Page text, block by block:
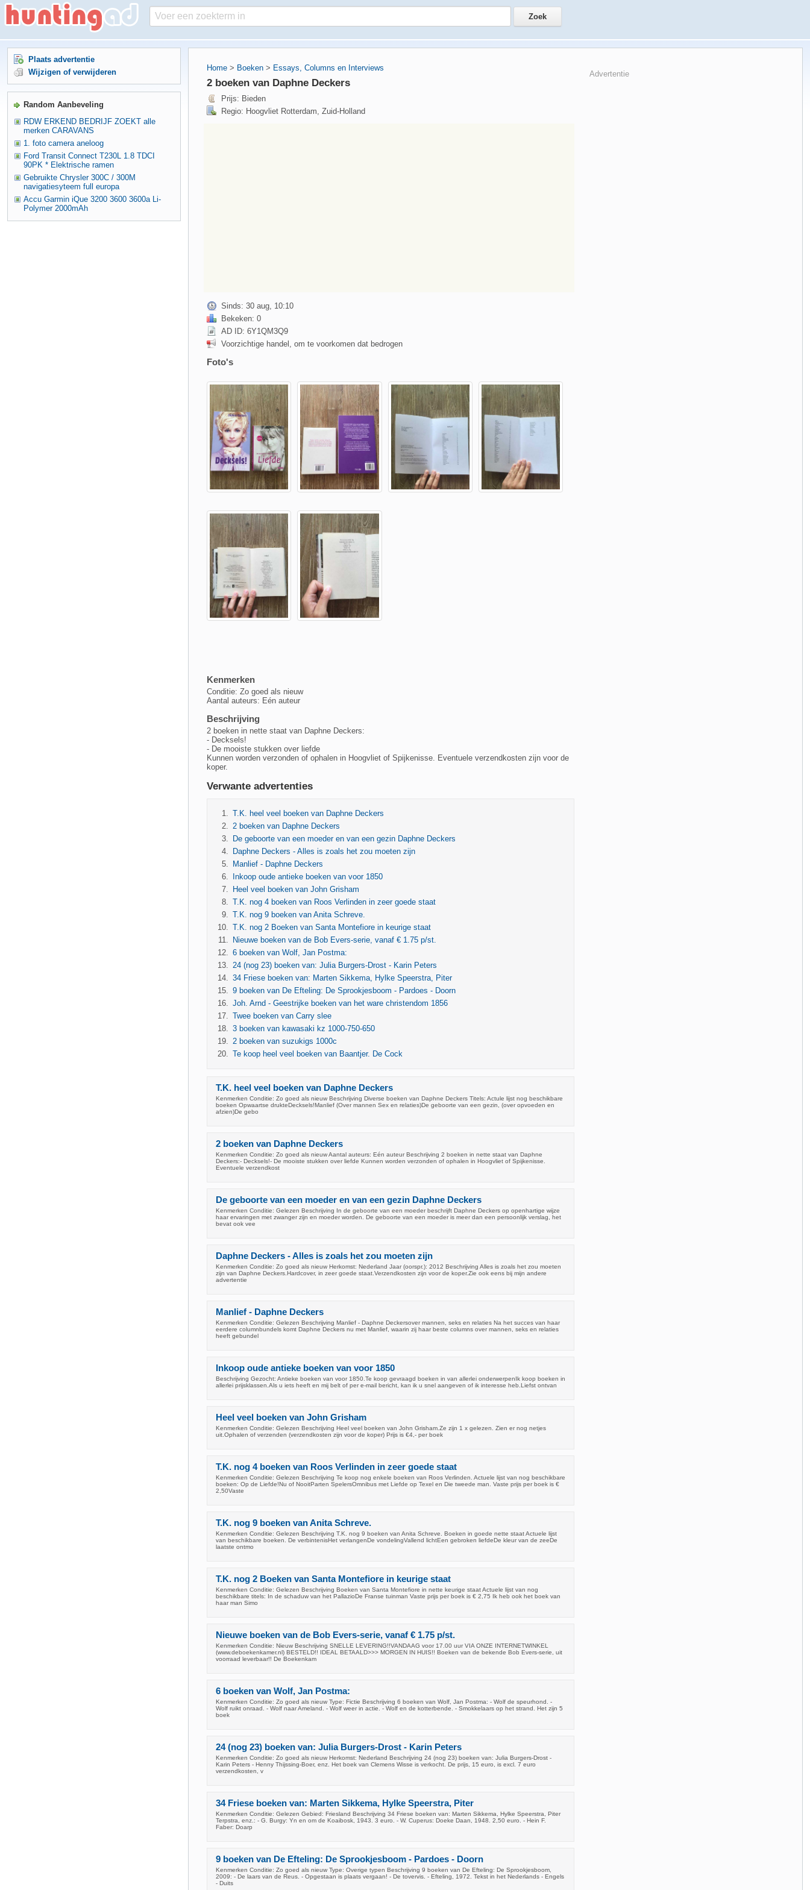
Home > Boeken > Essays, Columns en Interviews
2 boeken van Daphne Deckers
Prijs: Bieden
Regio: Hoogvliet Rotterdam, Zuid-Holland
Sinds: 30 aug, 10:10
Bekeken: 0
AD ID: 6Y1QM3Q9
Voorzichtige handel, om te voorkomen dat bedrogen
Foto's
Kenmerken
Conditie: Zo goed als nieuw
Aantal auteurs: Eén auteur
Beschrijving
2 boeken in nette staat van Daphne Deckers:
- Decksels!
- De mooiste stukken over liefde
Kunnen worden verzonden of ophalen in Hoogvliet of Spijkenisse. Eventuele verzendkosten zijn voor de
koper.
Verwante advertenties
T.K. heel veel boeken van Daphne Deckers
2 boeken van Daphne Deckers
De geboorte van een moeder en van een gezin Daphne Deckers
Daphne Deckers - Alles is zoals het zou moeten zijn
Manlief - Daphne Deckers
Inkoop oude antieke boeken van voor 1850
Heel veel boeken van John Grisham
T.K. nog 4 boeken van Roos Verlinden in zeer goede staat
T.K. nog 9 boeken van Anita Schreve.
T.K. nog 2 Boeken van Santa Montefiore in keurige staat
Nieuwe boeken van de Bob Evers-serie, vanaf € 1.75 p/st.
6 boeken van Wolf, Jan Postma:
24 (nog 23) boeken van: Julia Burgers-Drost - Karin Peters
34 Friese boeken van: Marten Sikkema, Hylke Speerstra, Piter
9 boeken van De Efteling: De Sprookjesboom - Pardoes - Doorn
Joh. Arnd - Geestrijke boeken van het ware christendom 1856
Twee boeken van Carry slee
3 boeken van kawasaki kz 1000-750-650
2 boeken van suzukigs 1000c
Te koop heel veel boeken van Baantjer. De Cock
T.K. heel veel boeken van Daphne Deckers
Kenmerken Conditie: Zo goed als nieuw Beschrijving Diverse boeken van Daphne Deckers Titels: Actule lijst nog beschikbare
boeken Opwaartse drukteDecksels!Manlief (Over mannen Sex en relaties)De geboorte van een gezin, (over opvoeden en
afzien)De gebo
2 boeken van Daphne Deckers
Kenmerken Conditie: Zo goed als nieuw Aantal auteurs: Eén auteur Beschrijving 2 boeken in nette staat van Daphne
Deckers:- Decksels!- De mooiste stukken over liefde Kunnen worden verzonden of ophalen in Hoogvliet of Spijkenisse.
Eventuele verzendkost
De geboorte van een moeder en van een gezin Daphne Deckers
Kenmerken Conditie: Gelezen Beschrijving In de geboorte van een moeder beschrijft Daphne Deckers op openhartige wijze
haar ervaringen met zwanger zijn en moeder worden. De geboorte van een moeder is meer dan een persoonlijk verslag, het
bevat ook vee
Daphne Deckers - Alles is zoals het zou moeten zijn
Kenmerken Conditie: Zo goed als nieuw Herkomst: Nederland Jaar (oorspr.): 2012 Beschrijving Alles is zoals het zou moeten
zijn van Daphne Deckers.Hardcover, in zeer goede staat.Verzendkosten zijn voor de koper.Zie ook eens bij mijn andere
advertentie
Manlief - Daphne Deckers
Kenmerken Conditie: Gelezen Beschrijving Manlief - Daphne Deckersover mannen, seks en relaties Na het succes van haar
eerdere columnbundels komt Daphne Deckers nu met Manlief, waarin zij haar beste columns over mannen, seks en relaties
heeft gebundel
Inkoop oude antieke boeken van voor 1850
Beschrijving Gezocht: Antieke boeken van voor 1850.Te koop gevraagd boeken in van allerlei onderwerpenIk koop boeken in
allerlei prijsklassen.Als u iets heeft en mij belt of per e-mail bericht, kan ik u snel aangeven of ik interesse heb.Liefst ontvan
Heel veel boeken van John Grisham
Kenmerken Conditie: Gelezen Beschrijving Heel veel boeken van John Grisham.Ze zijn 1 x gelezen. Zien er nog netjes
uit.Ophalen of verzenden (verzendkosten zijn voor de koper) Prijs is €4,- per boek
T.K. nog 4 boeken van Roos Verlinden in zeer goede staat
Kenmerken Conditie: Gelezen Beschrijving Te koop nog enkele boeken van Roos Verlinden. Actuele lijst van nog beschikbare
boeken: Op de Liefde!Nu of NooitParten SpelersOmnibus met Liefde op Texel en Die tweede man. Vaste prijs per boek is €
2,50Vaste
T.K. nog 9 boeken van Anita Schreve.
Kenmerken Conditie: Gelezen Beschrijving T.K. nog 9 boeken van Anita Schreve. Boeken in goede nette staat Actuele lijst
van beschikbare boeken. De verbintenisHet verlangenDe vondelingVallend lichtEen gebroken liefdeDe kleur van de zeeDe
laatste ontmo
T.K. nog 2 Boeken van Santa Montefiore in keurige staat
Kenmerken Conditie: Gelezen Beschrijving Boeken van Santa Montefiore in nette keurige staat Actuele lijst van nog
beschikbare titels: In de schaduw van het PallazioDe Franse tuinman Vaste prijs per boek is € 2,75 Ik heb ook het boek van
haar man Simo
Nieuwe boeken van de Bob Evers-serie, vanaf € 1.75 p/st.
Kenmerken Conditie: Nieuw Beschrijving SNELLE LEVERING!!VANDAAG voor 17.00 uur VIA ONZE INTERNETWINKEL
(www.deboekenkamer.nl) BESTELD!! IDEAL BETAALD>>> MORGEN IN HUIS!! Boeken van de bekende Bob Evers-serie, uit
voorraad leverbaar!! De Boekenkam
6 boeken van Wolf, Jan Postma:
Kenmerken Conditie: Zo goed als nieuw Type: Fictie Beschrijving 6 boeken van Wolf, Jan Postma: - Wolf de speurhond. -
Wolf ruikt onraad. - Wolf naar Ameland. - Wolf weer in actie. - Wolf en de kotterbende. - Smokkelaars op het strand. Het zijn 5
boek
24 (nog 23) boeken van: Julia Burgers-Drost - Karin Peters
Kenmerken Conditie: Zo goed als nieuw Herkomst: Nederland Beschrijving 24 (nog 23) boeken van: Julia Burgers-Drost -
Karin Peters - Henny Thijssing-Boer, enz. Het boek van Clemens Wisse is verkocht. De prijs, 15 euro, is excl. 7 euro
verzendkosten, v
34 Friese boeken van: Marten Sikkema, Hylke Speerstra, Piter
Kenmerken Conditie: Gelezen Gebied: Friesland Beschrijving 34 Friese boeken van: Marten Sikkema, Hylke Speerstra, Piter
Terpstra, enz.: - G. Burgy: Yn en om de Koaibosk, 1943. 3 euro. - W. Cuperus: Doeke Daan, 1948. 2,50 euro. - Hein F.
Faber: Doarp
9 boeken van De Efteling: De Sprookjesboom - Pardoes - Doorn
Kenmerken Conditie: Zo goed als nieuw Type: Overige typen Beschrijving 9 boeken van De Efteling: De Sprookjesboom,
2009: - De laars van de Reus. - Opgestaan is plaats vergaan! - De tovervis. - Efteling, 1972. Tekst in het Nederlands - Engels
- Duits
Advertentie
Plaats advertentie
Wijzigen of verwijderen
Random Aanbeveling
RDW ERKEND BEDRIJF ZOEKT alle
merken CARAVANS
1. foto camera aneloog
Ford Transit Connect T230L 1.8 TDCI
90PK * Elektrische ramen
Gebruikte Chrysler 300C / 300M
navigatiesyteem full europa
Accu Garmin iQue 3200 3600 3600a Li-
Polymer 2000mAh